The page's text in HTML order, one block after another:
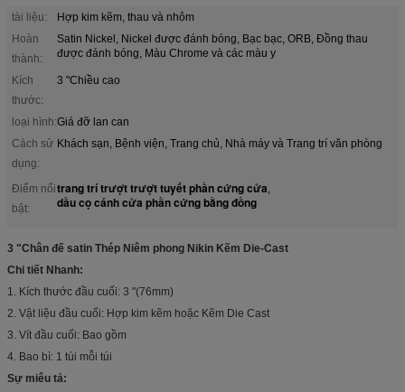
tài liệu:
Hợp kim kẽm, thau và nhôm
Hoàn
thành:
Satin Nickel, Nickel được đánh bóng, Bạc bạc, ORB, Đồng thau
được đánh bóng, Màu Chrome và các màu y
Kích
thước:
3 "Chiều cao
loại hình:Giá đỡ lan can
Cách sử
dụng:
Khách sạn, Bệnh viện, Trang chủ, Nhà máy và Trang trí văn phòng
Điểm nổi
bật:
trang trí trượt trượt tuyết phần cứng cửa,
dầu cọ cánh cửa phần cứng bằng đồng
3 "Chân đế satin Thép Niêm phong Nikin Kẽm Die-Cast
Chi tiết Nhanh:
1. Kích thước đầu cuối: 3 "(76mm)
2. Vật liệu đầu cuối: Hợp kim kẽm hoặc Kẽm Die Cast
3. Vít đầu cuối: Bao gồm
4. Bao bì: 1 túi mỗi túi
Sự miêu tả: